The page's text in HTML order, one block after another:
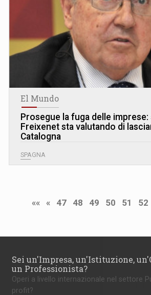
El Mundo
Prosegue la fuga delle imprese:
Freixenet sta valutando di
Catalogna
SPAGNA
«« « 47 48 49 50 51 52
Sei un'Impresa, un'Istituzione,
un Professionista?
Operi a livello internazionale nel settore
profit?